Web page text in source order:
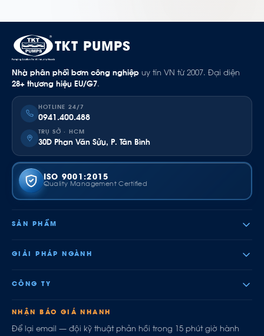
TKT PUMPS
Nhà phân phối bơm công nghiệp uy tín VN từ 2007. Đại diện
28+ thương hiệu EU/G7.
HOTLINE 24/7
0941.400.488
TRỤ SỞ · HCM
30D Phan Văn Sửu, P. Tân Bình
ISO 9001:2015
Quality Management Certified
SẢN PHẨM
GIẢI PHÁP NGÀNH
CÔNG TY
NHẬN BÁO GIÁ NHANH
Để lại email — đội kỹ thuật phản hồi trong 15 phút giờ hành